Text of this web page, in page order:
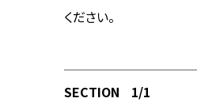
ください。
SECTION 1/1